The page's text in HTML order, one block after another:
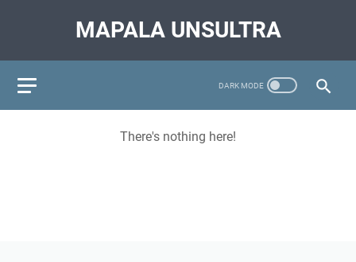
MAPALA UNSULTRA
There's nothing here!